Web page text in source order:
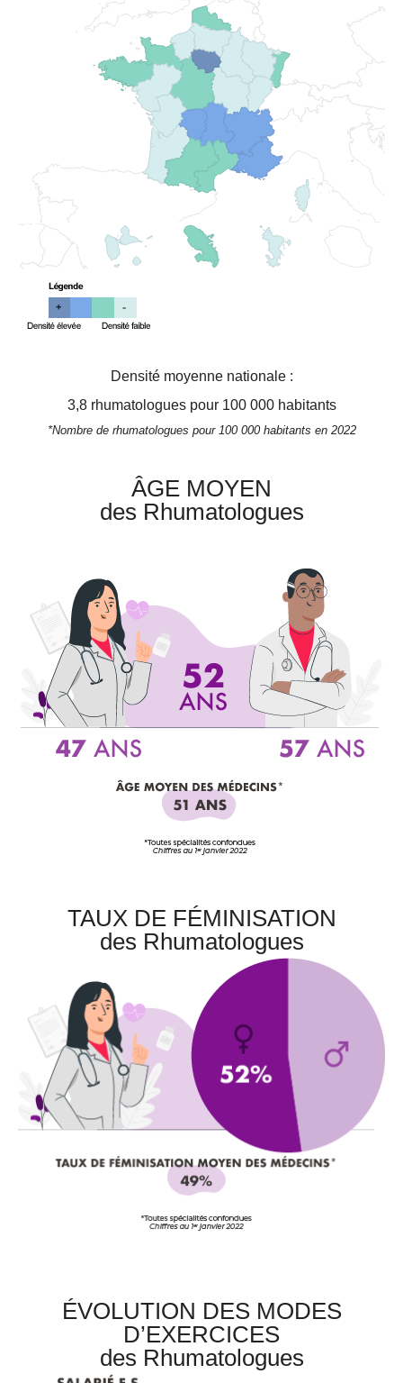
Densité moyenne nationale :
3,8rhumatologues pour 100 000 habitants
*Nombre de rhumatologues pour 100 000 habitants en 2022
ÂGE MOYEN
des Rhumatologues
TAUX DE FÉMINISATION
des Rhumatologues
ÉVOLUTION DES MODES
D’EXERCICES
des Rhumatologues